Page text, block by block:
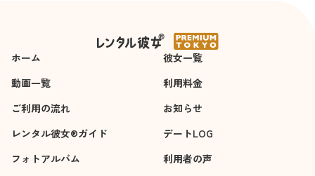
ホーム
彼女一覧
動画一覧
利用料金
ご利用の流れ
お知らせ
レンタル彼女®ガイド
デートLOG
フォトアルバム
利用者の声